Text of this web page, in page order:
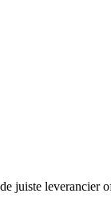
juiste